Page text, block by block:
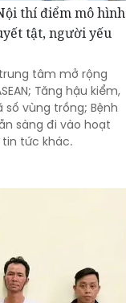
thí điểm mô hình
tật, người yếu
tâm mở rộng
Tăng hậu kiểm,
vùng trồng; Bệnh
sàng đi vào hoạt
tức khác.